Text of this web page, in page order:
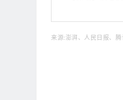
来源:澎湃、人民日报、